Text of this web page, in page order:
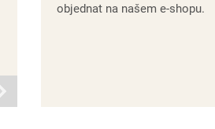
objednat na našem e-shopu.